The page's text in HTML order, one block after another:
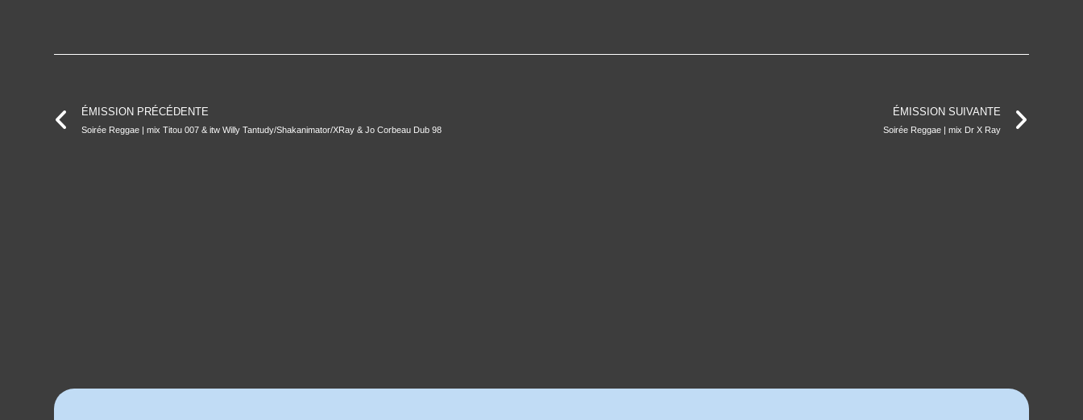
ÉMISSION PRÉCÉDENTE
Soirée Reggae | mix Titou 007 & itw Willy Tantudy/Shakanimator/XRay & Jo Corbeau Dub 98
ÉMISSION SUIVANTE
Soirée Reggae | mix Dr X Ray